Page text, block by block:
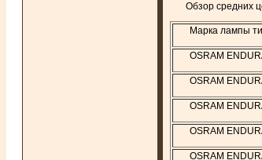
Обзор средних
Марка лампы
OSRAM
OSRAM
OSRAM
OSRAM
OSRAM